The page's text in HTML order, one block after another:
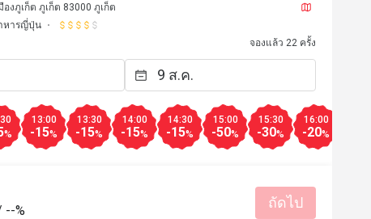
งภูเก็ต ภูเก็ต 83000 ภูเก็ต
หารญี่ปุ่น
จองแล้ว 22 ครั้ง
%
13:00
-15%
13:30
-15%
14:00
-15%
14:30
-15%
15:00
-50%
15:30
-30%
16:00
-20%
--% ถัดไป